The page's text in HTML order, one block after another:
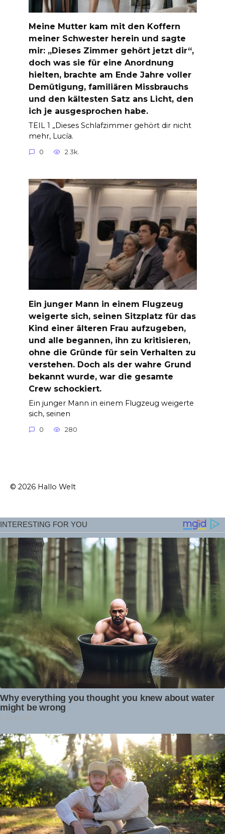
Meine Mutter kam mit den Koffern
meiner Schwester herein und sagte
mir: „Dieses Zimmer gehört jetzt dir“,
doch was sie für eine Anordnung
hielten, brachte am Ende Jahre voller
Demütigung, familiären Missbrauchs
und den kältesten Satz ans Licht, den
ich je ausgesprochen habe.
TEIL 1 „Dieses Schlafzimmer gehört dir nicht
mehr, Lucía.
0 2.3k.
Ein junger Mann in einem Flugzeug
weigerte sich, seinen Sitzplatz für das
Kind einer älteren Frau aufzugeben,
und alle begannen, ihn zu kritisieren,
ohne die Gründe für sein Verhalten zu
verstehen. Doch als der wahre Grund
bekannt wurde, war die gesamte
Crew schockiert.
Ein junger Mann in einem Flugzeug weigerte
sich, seinen
0 280
© 2026 Hallo Welt